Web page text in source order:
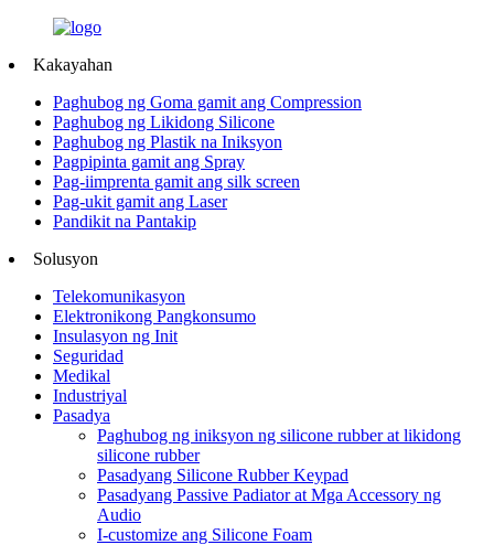
Kakayahan
Paghubog ng Goma gamit ang Compression
Paghubog ng Likidong Silicone
Paghubog ng Plastik na Iniksyon
Pagpipinta gamit ang Spray
Pag-iimprenta gamit ang silk screen
Pag-ukit gamit ang Laser
Pandikit na Pantakip
Solusyon
Telekomunikasyon
Elektronikong Pangkonsumo
Insulasyon ng Init
Seguridad
Medikal
Industriyal
Pasadya
Paghubog ng iniksyon ng silicone rubber at likidong
silicone rubber
Pasadyang Silicone Rubber Keypad
Pasadyang Passive Padiator at Mga Accessory ng
Audio
I-customize ang Silicone Foam